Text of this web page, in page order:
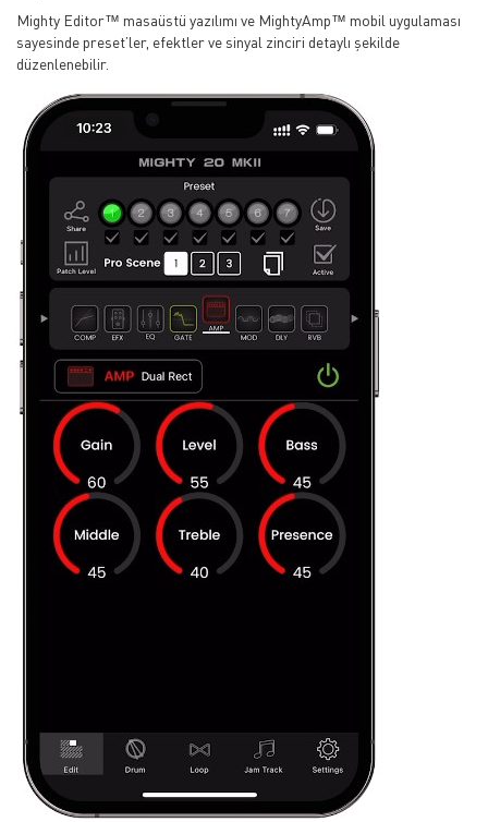
Mighty Editor™ masaüstü yazılımı ve MightyAmp™ mobil uygulaması
sayesinde preset’ler, efektler ve sinyal zinciri detaylı şekilde
düzenlenebilir.